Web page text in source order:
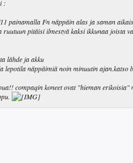
:
painamalla Fn näppäin alas ja saman
ruutuun pitäisi ilmestyä kaksi ikkunaa joista
lähde ja akku
lepotila näppäimiä noin minuutin ajan.katso
compaqin koneet ovat "hieman